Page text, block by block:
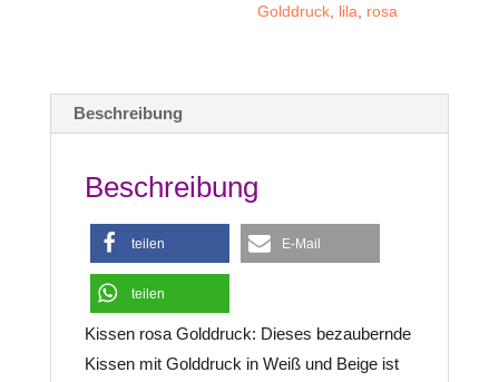
Golddruck lila rosa
Beschreibung
Beschreibung
teilen E-Mail
teilen
Kissen rosa Golddruck: Dieses bezaubernde
Kissen mit Golddruck in Weiß und Beige ist